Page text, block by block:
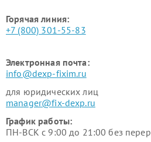
Горячая линия:
+7 (800) 301-55-83
Электронная почта:
info@dexp-fixim.ru
для юридических лиц
manager@fix-dexp.ru
График работы:
ПН-ВСК с 9:00 до 21:00 без